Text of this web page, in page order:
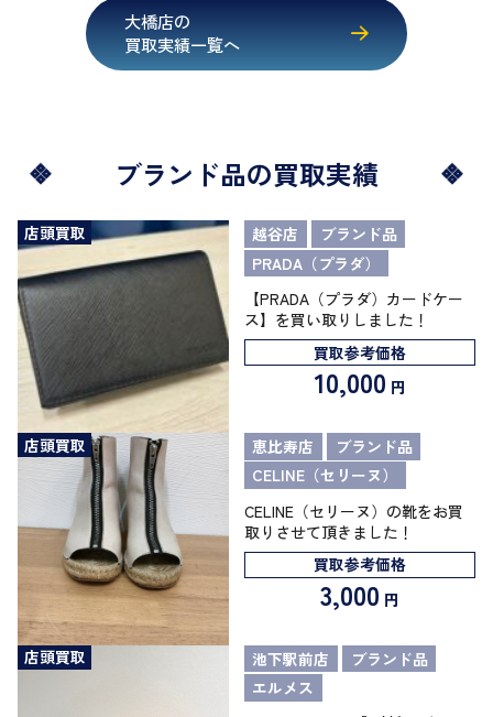
大橋店の
買取実績一覧へ
ブランド品の買取実績
店頭買取 越谷店
ブランド品
PRADA（プラダ）
【PRADA（プラダ）カードケー
ス】を買い取りしました！
買取参考価格
10,000 円
店頭買取 恵比寿店
ブランド品
CELINE（セリーヌ）
CELINE（セリーヌ）の靴をお買
取りさせて頂きました！
買取参考価格
3,000 円
店頭買取 池下駅前店
ブランド品
エルメス